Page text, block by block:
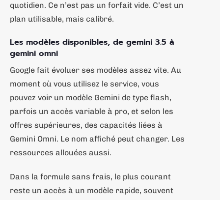
quotidien. Ce n’est pas un forfait vide. C’est un
plan utilisable, mais calibré.
Les modèles disponibles, de gemini 3.5 à
gemini omni
Google fait évoluer ses modèles assez vite. Au
moment où vous utilisez le service, vous
pouvez voir un modèle Gemini de type flash,
parfois un accès variable à pro, et selon les
offres supérieures, des capacités liées à
Gemini Omni. Le nom affiché peut changer. Les
ressources allouées aussi.
Dans la formule sans frais, le plus courant
reste un accès à un modèle rapide, souvent